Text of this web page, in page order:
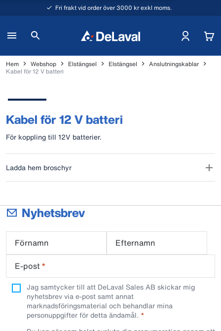
Fri frakt vid order över 3000 kr exkl moms.
Hem Webshop Elstängsel Elstängsel
Anslutningskablar
Kabel för 12 V batteri
Kabel för 12 V batteri
För koppling till 12V batterier.
Ladda hem broschyr
Nyhetsbrev
Förnamn
Efternamn
E-post*
Jag samtycker till att DeLaval Sales AB skickar mig
nyhetsbrev via e-post samt annat
marknadsföringsmaterial och behandlar mina
personuppgifter för detta ändamål.